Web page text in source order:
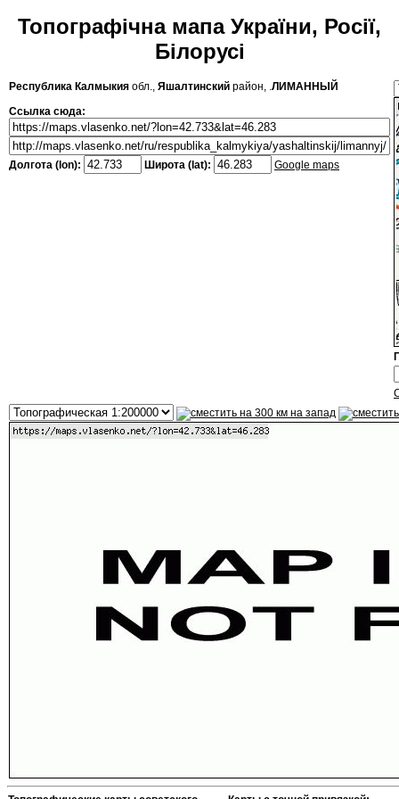
Топографічна мапа України, Росії,
Білорусі
Республика Калмыкия обл., Яшалтинский район, .ЛИМАННЫЙ
Ссылка сюда:
Долгота (lon): Широта (lat): Google maps